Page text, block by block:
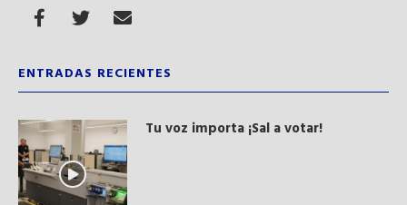
ENTRADAS RECIENTES
Tu voz importa ¡Sal a votar!